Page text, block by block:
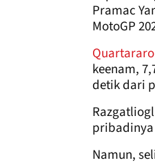
Pramac
MotoGP
Quartararo
keenam,
detik dari
pribadinya
Namun,